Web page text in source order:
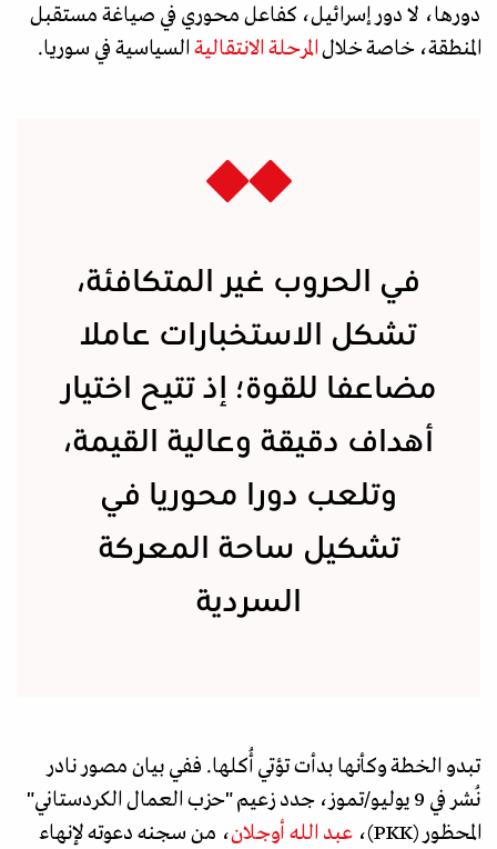
دورها، لا دور إسرائيل، كفاعل محوري في صياغة مستقبل
المنطقة، خاصة خلالالمرحلة الانتقالية السياسية في سوريا.
في الحروب غير المتكافئة،
تشكل الاستخبارات عاملا
مضاعفا للقوة؛ إذ تتيح اختيار
أهداف دقيقة وعالية القيمة،
وتلعب دورا محوريا في
تشكيل ساحة المعركة
السردية
تبدو الخطة وكأنها بدأت تؤتي أُكلها. ففي بيان مصور نادر
نُشر في 9 يوليو/تموز، جدد زعيم "حزب العمال الكردستاني"
المحظور (PKK)،
عبد الله أوجلان، من سجنه دعوته لإنهاء